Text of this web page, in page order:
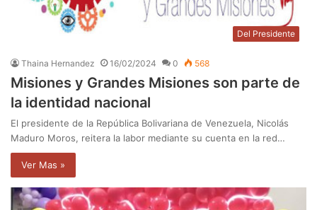
Del Presidente
Thaina Hernandez 16/02/2024 0 568
Misiones y Grandes Misiones son parte de
la identidad nacional
El presidente de la República Bolivariana de Venezuela, Nicolás
Maduro Moros, reitera la labor mediante su cuenta en la red…
Ver Mas »